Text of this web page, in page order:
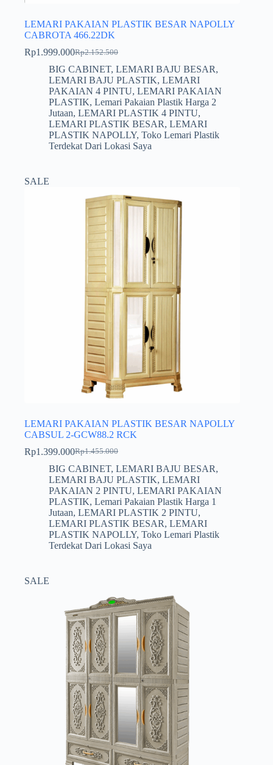
LEMARI PAKAIAN PLASTIK BESAR NAPOLLY
CABROTA 466.22DK
Rp2.152.500
Harga
aslinya
adalah:
Rp2.152.500.
Rp1.999.000Harga
saat
ini
adalah:
Rp1.999.000.
BIG CABINET, LEMARI BAJU BESAR,
LEMARI BAJU PLASTIK, LEMARI
PAKAIAN 4 PINTU, LEMARI PAKAIAN
PLASTIK, Lemari Pakaian Plastik Harga 2
Jutaan, LEMARI PLASTIK 4 PINTU,
LEMARI PLASTIK BESAR, LEMARI
PLASTIK NAPOLLY, Toko Lemari Plastik
Terdekat Dari Lokasi Saya
SALE
LEMARI PAKAIAN PLASTIK BESAR NAPOLLY
CABSUL 2-GCW88.2 RCK
Rp1.455.000
Harga
aslinya
adalah:
Rp1.455.000.
Rp1.399.000Harga
saat
ini
adalah:
Rp1.399.000.
BIG CABINET, LEMARI BAJU BESAR,
LEMARI BAJU PLASTIK, LEMARI
PAKAIAN 2 PINTU, LEMARI PAKAIAN
PLASTIK, Lemari Pakaian Plastik Harga 1
Jutaan, LEMARI PLASTIK 2 PINTU,
LEMARI PLASTIK BESAR, LEMARI
PLASTIK NAPOLLY, Toko Lemari Plastik
Terdekat Dari Lokasi Saya
SALE